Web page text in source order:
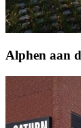
Alphen aan